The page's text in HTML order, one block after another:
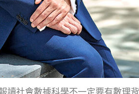
讀社會數據科學不一定要有數理